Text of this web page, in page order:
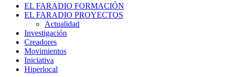
EL FARADIO FORMACIÓN
EL FARADIO PROYECTOS
Actualidad
Investigación
Creadores
Movimientos
Iniciativa
Hiperlocal